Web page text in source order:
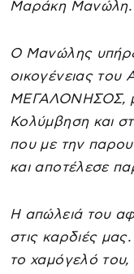
Μαράκη Μανώλη.
Ο Μανώλης
οικογένειας του
ΜΕΓΑΛΟΝΗΣΟΣ,
Κολύμβηση και
που με την
και αποτέλεσε
Η απώλειά του
στις καρδιές
το χαμόγελό